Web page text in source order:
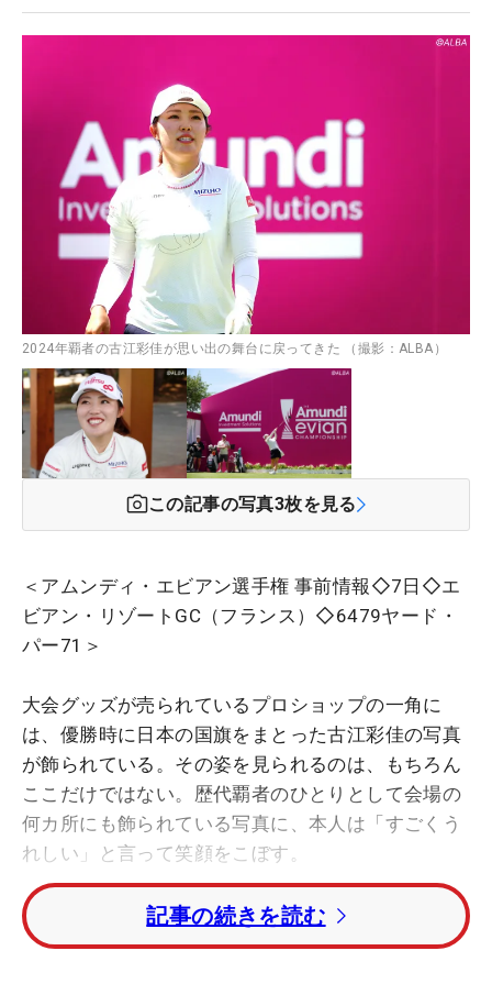
2024年覇者の古江彩佳が思い出の舞台に戻ってきた （撮影：ALBA）
この記事の写真3枚を見る
＜アムンディ・エビアン選手権 事前情報◇7日◇エ
ビアン・リゾートGC（フランス）◇6479ヤード・
パー71＞
大会グッズが売られているプロショップの一角に
は、優勝時に日本の国旗をまとった古江彩佳の写真
が飾られている。その姿を見られるのは、もちろん
ここだけではない。歴代覇者のひとりとして会場の
何カ所にも飾られている写真に、本人は「すごくう
れしい」と言って笑顔をこぼす。
「帰ってきたなという感じ。いつもの風景です
ね」。ただ、その“いつもの風景”は古江にとって特
記事の続きを読む